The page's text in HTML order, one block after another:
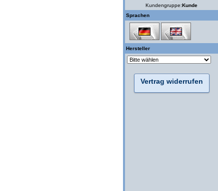
Kundengruppe:Kunde
Sprachen
Hersteller
Vertrag widerrufen